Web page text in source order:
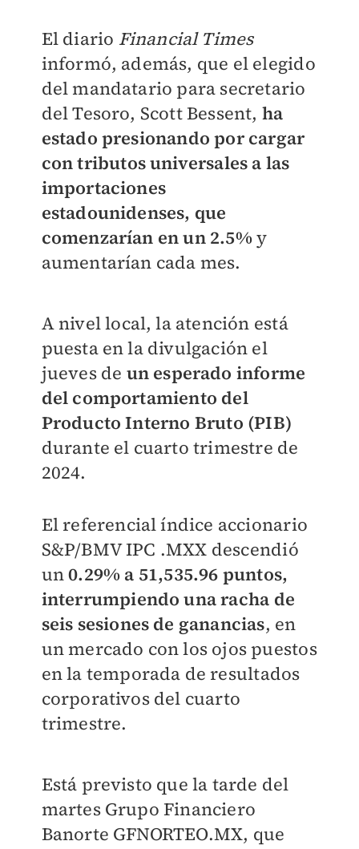
El diario Financial Times
informó, además, que el elegido
del mandatario para secretario
del Tesoro, Scott Bessent, ha
estado presionando por cargar
con tributos universales a las
importaciones
estadounidenses, que
comenzarían en un 2.5%y
aumentarían cada mes.
A nivel local, la atención está
puesta en la divulgación el
jueves de un esperado informe
del comportamiento del
Producto Interno Bruto (PIB)
durante el cuarto trimestre de
2024.
El referencial índice accionario
S&P/BMV IPC .MXX descendió
un0.29% a 51,535.96 puntos,
interrumpiendo una racha de
seis sesiones de ganancias, en
un mercado con los ojos puestos
en la temporada de resultados
corporativos del cuarto
trimestre.
Está previsto que la tarde del
martes Grupo Financiero
Banorte GFNORTEO.MX, que